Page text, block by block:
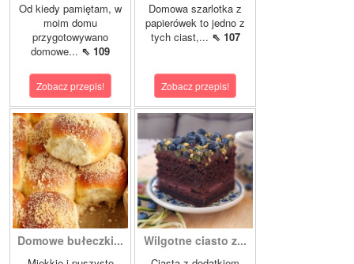
Od kiedy pamiętam, w
moim domu
przygotowywano
domowe... ⇖ 109
Zobacz przepis!
Domowa szarlotka z
papierówek to jedno z
tych ciast,... ⇖ 107
Zobacz przepis!
Domowe bułeczki... Wilgotne ciasto z...